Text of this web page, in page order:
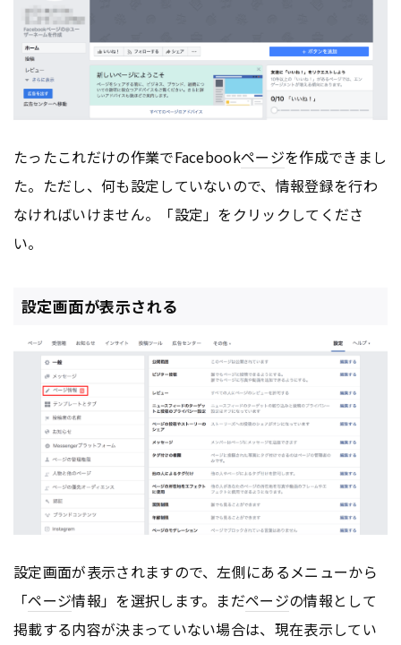
たったこれだけの作業でFacebookページを作成できまし
た。ただし、何も設定していないので、情報登録を行わ
なければいけません。「設定」をクリックしてくださ
い。
設定画面が表示される
設定画面が表示されますので、左側にあるメニューから
「ページ情報」を選択します。まだページの情報として
掲載する内容が決まっていない場合は、現在表示してい